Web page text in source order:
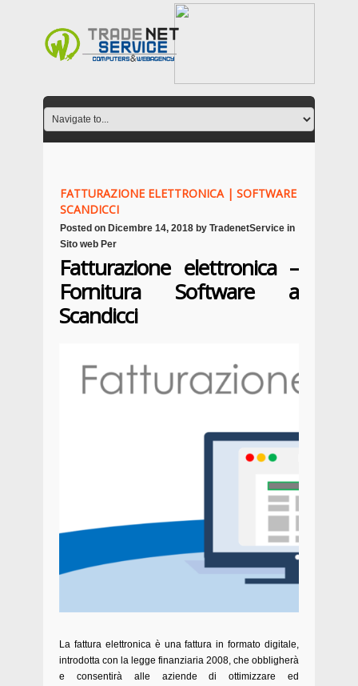
FATTURAZIONE ELETTRONICA | SOFTWARE
SCANDICCI
Posted on Dicembre 14, 2018 by TradenetService in
Sito web Per
Fatturazione elettronica –
Fornitura Software a
Scandicci
La fattura elettronica è una fattura in formato digitale,
introdotta con la legge finanziaria 2008, che obbligherà
e consentirà alle aziende di ottimizzare ed